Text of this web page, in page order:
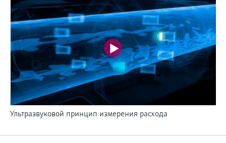
Ультразвуковой принцип измерения расхода